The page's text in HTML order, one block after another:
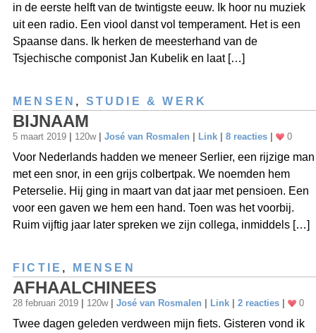
in de eerste helft van de twintigste eeuw. Ik hoor nu muziek
uit een radio. Een viool danst vol temperament. Het is een
Spaanse dans. Ik herken de meesterhand van de
Tsjechische componist Jan Kubelik en laat […]
MENSEN , STUDIE & WERK
BIJNAAM
5 maart 2019 120w José van Rosmalen Link 8 reacties 0
Voor Nederlands hadden we meneer Serlier, een rijzige man
met een snor, in een grijs colbertpak. We noemden hem
Peterselie. Hij ging in maart van dat jaar met pensioen. Een
voor een gaven we hem een hand. Toen was het voorbij.
Ruim vijftig jaar later spreken we zijn collega, inmiddels […]
FICTIE , MENSEN
AFHAALCHINEES
28 februari 2019 120w José van Rosmalen Link 2 reacties 0
Twee dagen geleden verdween mijn fiets. Gisteren vond ik